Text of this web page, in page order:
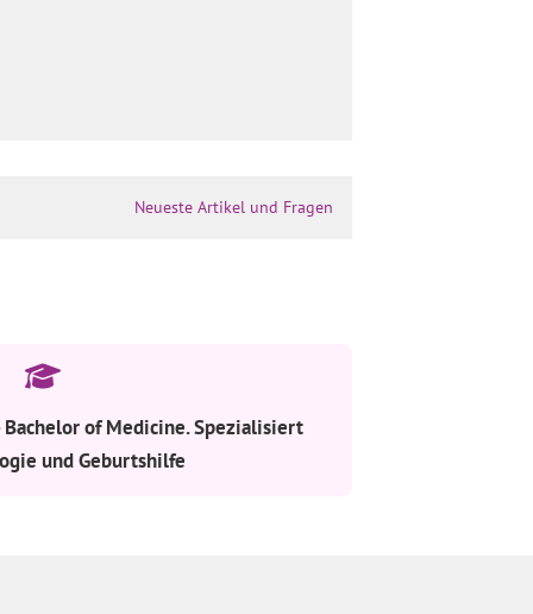
Neueste Artikel und Fragen
of Medicine. Spezialisiert
und Geburtshilfe